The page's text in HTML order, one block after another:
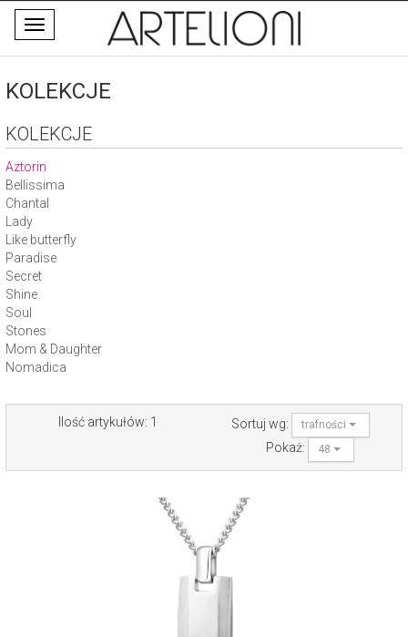
Toggle
navigation
KOLEKCJE
KOLEKCJE
Aztorin
Bellissima
Chantal
Lady
Like butterfly
Paradise
Secret
Shine
Soul
Stones
Mom & Daughter
Nomadica
Ilość artykułów: 1 Sortuj wg: trafności
Pokaż: 48